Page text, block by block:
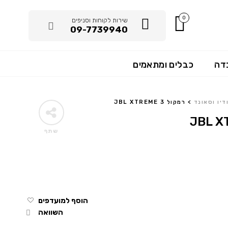
שירות לקוחות וסניפים
09-7739940
0
כבלים ומתאמים
שתף
וסאונד > רמקול JBL XTREME 3
הוסף למועדפים
השוואה